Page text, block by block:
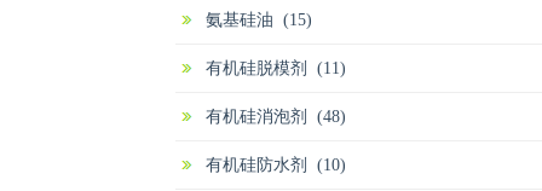
氨基硅油 (15)
有机硅脱模剂 (11)
有机硅消泡剂 (48)
有机硅防水剂 (10)